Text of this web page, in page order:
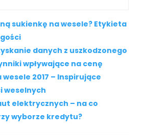
sukienkę na wesele? Etykieta
danych z uszkodzonego
wpływające na cenę
2017 – Inspirujące
weselnych
elektrycznych – na co
wyborze kredytu?